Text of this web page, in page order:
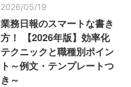
2026/05/19
業務日報のスマートな書き
方！ 【2026年版】効率化
テクニックと職種別ポイン
ト～例文・テンプレートつ
き～